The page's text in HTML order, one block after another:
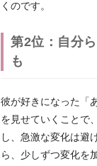
くのです。
第2位：自分
も
彼が好きになった「
を見せていくことで
し、急激な変化は避
ら、少しずつ変化を